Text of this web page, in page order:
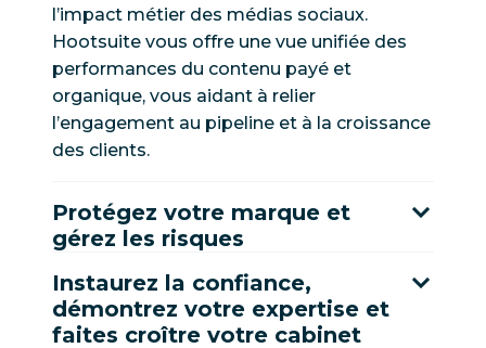
l’impact métier des médias sociaux.
Hootsuite vous offre une vue unifiée des
performances du contenu payé et
organique, vous aidant à relier
l’engagement au pipeline et à la croissance
des clients.
Protégez votre marque et
gérez les risques
Instaurez la confiance,
démontrez votre expertise et
faites croître votre cabinet